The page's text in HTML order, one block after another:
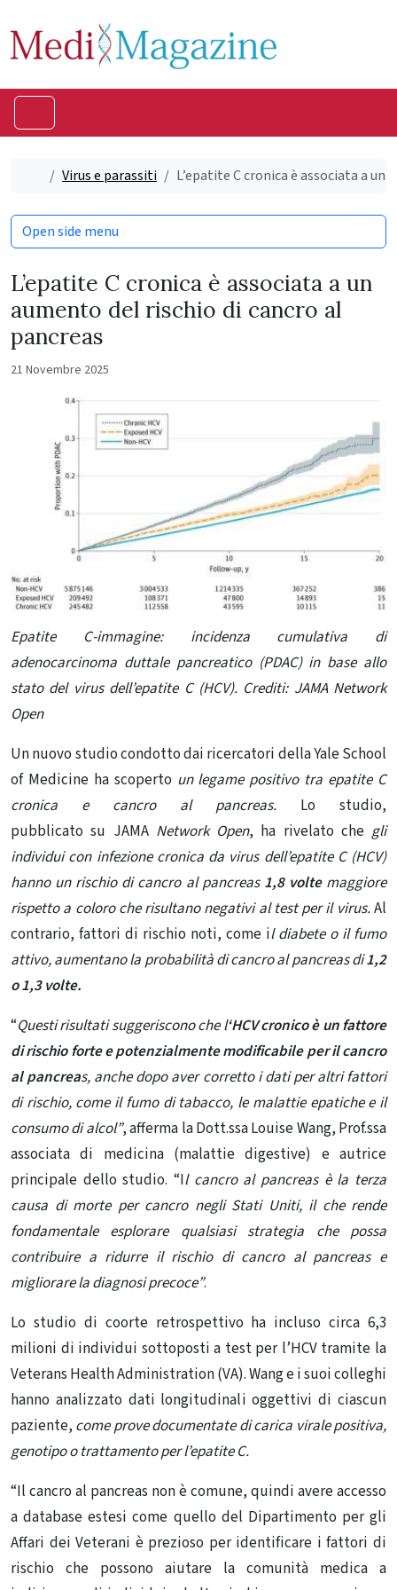
Home
Virus e parassiti L’epatite C cronica è associata a
L’epatite C cronica è associata a un
aumento del rischio di cancro al
pancreas
21 Novembre 2025
Epatite C-immagine: incidenza cumulativa di
adenocarcinoma duttale pancreatico (PDAC) in base allo
stato del virus dell’epatite C (HCV). Crediti: JAMA Network
Open
Un nuovo studio condotto dai ricercatori della Yale School
of Medicine ha scoperto un legame positivo tra epatite C
cronica e cancro al pancreas. Lo studio,
pubblicatosu JAMA Network Open, ha rivelato chegli
individui con infezione cronica da virus dell’epatite C (HCV)
hanno un rischio di cancro al pancreas 1,8 voltemaggiore
rispetto a coloro che risultano negativi al test per il virus.Al
contrario, fattori di rischio noti, come il diabete o il fumo
attivo, aumentano la probabilità di cancro al pancreas di1,2
o 1,3 volte.
“Questi risultati suggeriscono che l‘HCV cronico è un fattore
di rischio forte e potenzialmente modificabile per il cancro
al pancreas, anche dopo aver corretto i dati per altri fattori
di rischio, come il fumo di tabacco, le malattie epatiche e il
consumo di alcol”, afferma la Dott.ssa Louise Wang, Prof.ssa
associata di medicina (malattie digestive) e autrice
principale dello studio. “Il cancro al pancreas è la terza
causa di morte per cancro negli Stati Uniti, il che rende
fondamentale esplorare qualsiasi strategia che possa
contribuire a ridurre il rischio di cancro al pancreas e
migliorare la diagnosi precoce”.
Lo studio di coorte retrospettivo ha incluso circa 6,3
milioni di individui sottoposti a test per l’HCV tramite la
Veterans Health Administration (VA). Wang e i suoi colleghi
hanno analizzato dati longitudinali oggettivi di ciascun
paziente, come prove documentate di carica virale positiva,
genotipo o trattamento per l’epatite C.
“Il cancro al pancreas non è comune, quindi avere accesso
a database estesi come quello del Dipartimento per gli
Affari dei Veterani è prezioso per identificare i fattori di
rischio che possono aiutare la comunità medica a
Open side menu